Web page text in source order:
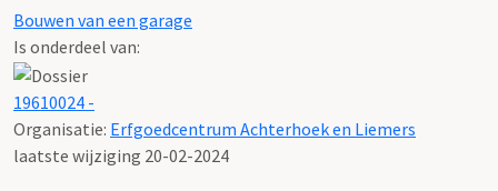
Bouwen van een garage
Is onderdeel van:
19610024 -
Organisatie: Erfgoedcentrum Achterhoek en Liemers
laatste wijziging 20-02-2024